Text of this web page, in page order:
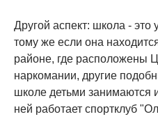
Другой аспект: школа -
тому же если она
районе, где расположены
наркомании, другие
школе детьми занимаются
ней работает спортклуб